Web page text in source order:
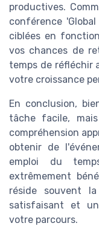
productives.
conférence
ciblées en
vos chances de
temps de réfléchir
votre croissance
En conclusion,
tâche facile,
compréhension
obtenir de
emploi du
extrêmement
réside souvent
satisfaisant et
votre parcours.